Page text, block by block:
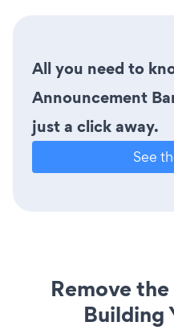
All you need to
Announcement
just a click away.
See
Remove
Building